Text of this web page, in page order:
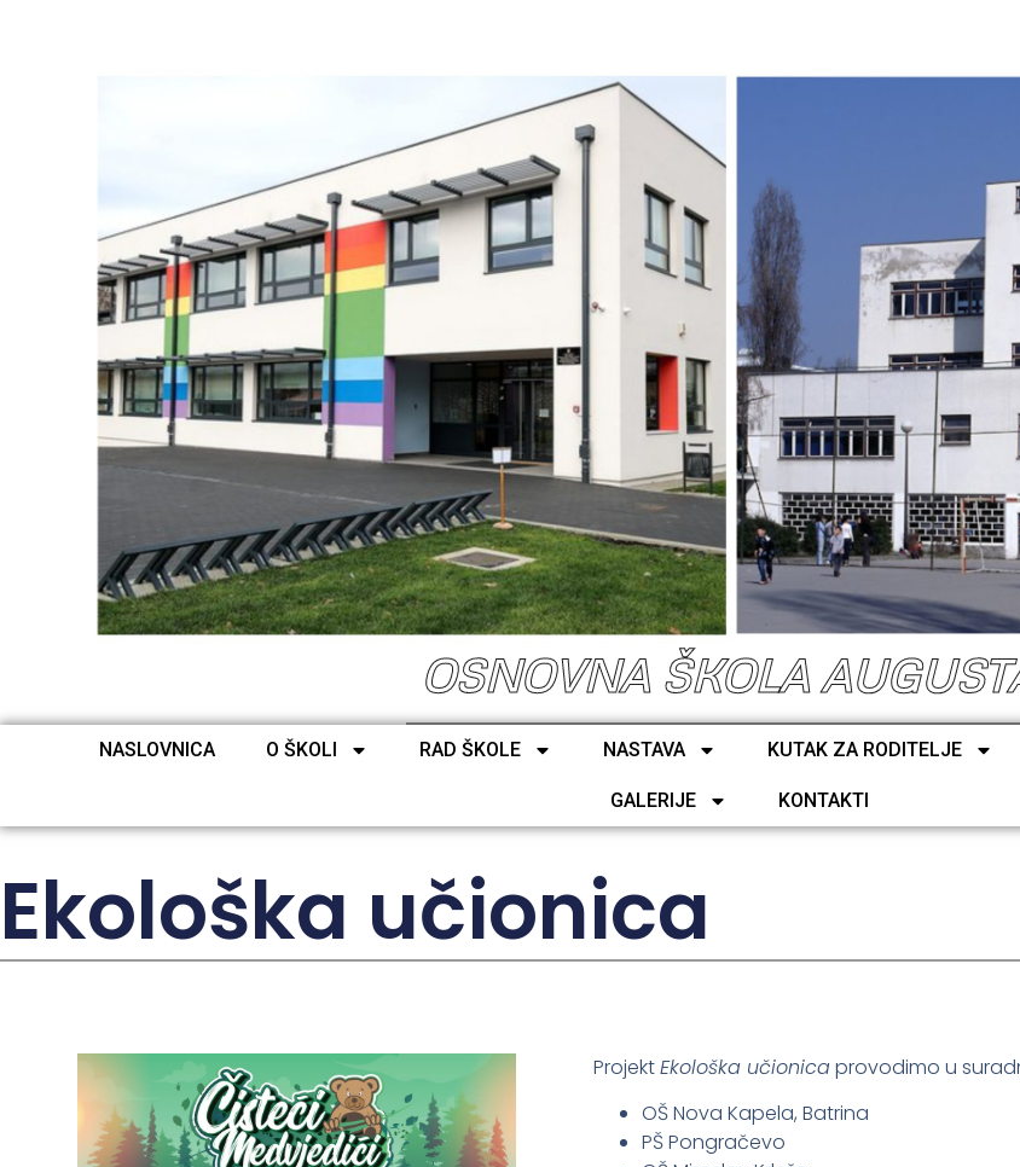
OSNOVNA ŠKOLA
NASLOVNICA O ŠKOLI RAD ŠKOLE NASTAVA KUTAK ZA RODITELJE
GALERIJE KONTAKTI
Ekološka učionica
ProjektEkološka učionicaprovodimo u
OŠ Nova Kapela, Batrina
PŠ Pongračevo